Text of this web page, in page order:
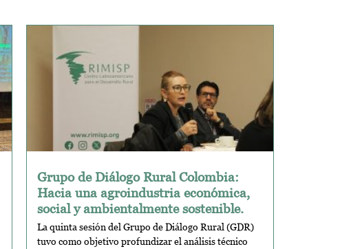
Grupo de Diálogo Rural Colombia:
Hacia una agroindustria económica,
social y ambientalmente sostenible.
La quinta sesión del Grupo de Diálogo Rural (GDR)
tuvo como objetivo profundizar el análisis técnico